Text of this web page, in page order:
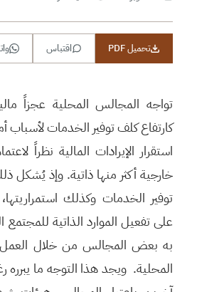
تحميل PDF اقتباس
تواجه المجالس المحلية عجزاً
كارتفاع كلف توفير الخدمات لأسباب
استقرار الإيرادات المالية نظراً
خارجية أكثر منها ذاتية. وإذ يُشكل
توفير الخدمات وكذلك
على تفعيل الموارد الذاتية
به بعض المجالس من خلال العمل
المحلية. ويجد هذا التوجه ما